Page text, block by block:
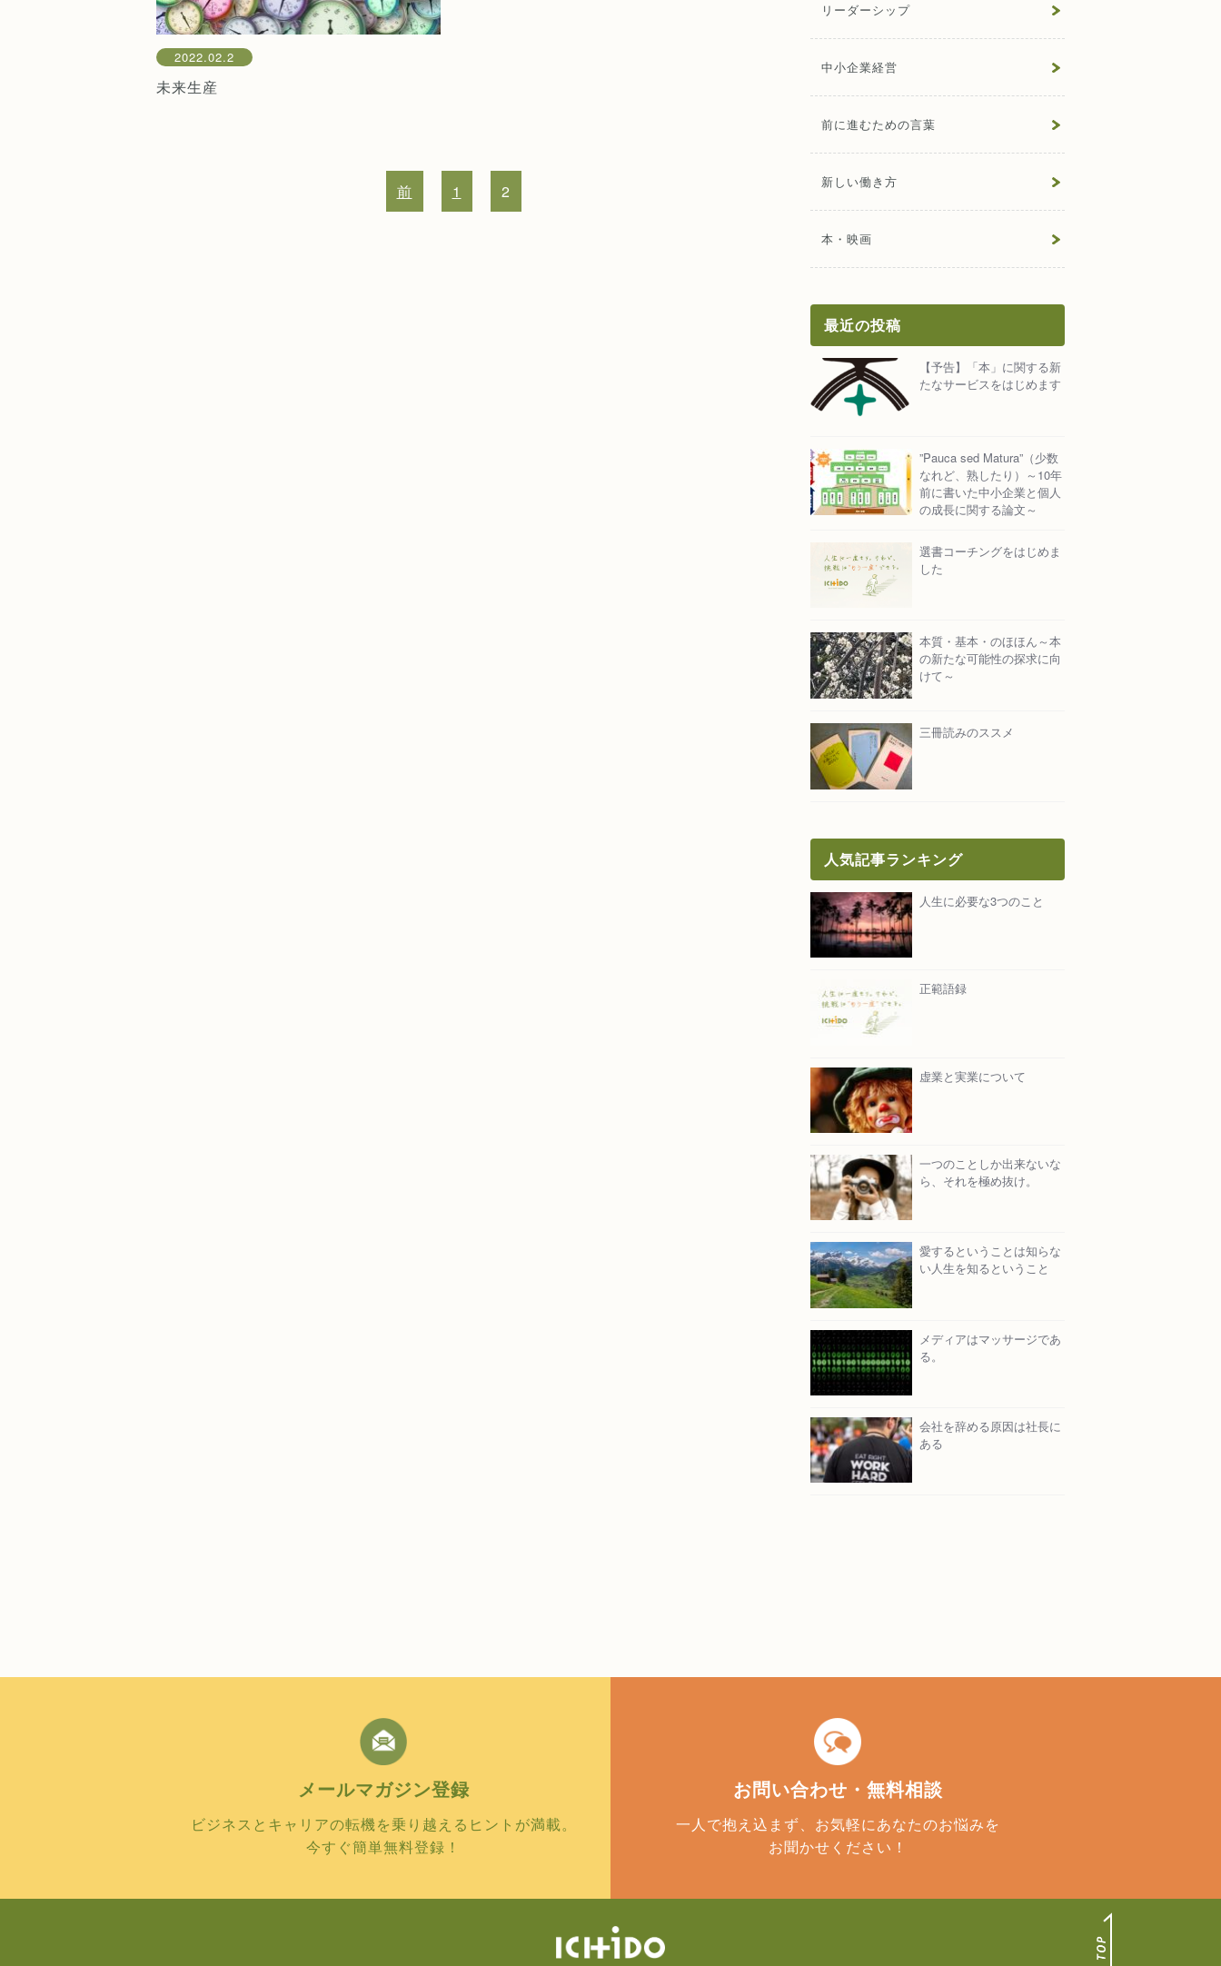
2022.02.2
未来生産
前 1 2
リーダーシップ
中小企業経営
前に進むための言葉
新しい働き方
本・映画
最近の投稿
【予告】「本」に関する新
たなサービスをはじめます
”Pauca sed Matura”（少数
なれど、熟したり）～10年
前に書いた中小企業と個人
の成長に関する論文～
選書コーチングをはじめま
した
本質・基本・のほほん～本
の新たな可能性の探求に向
けて～
三冊読みのススメ
人気記事ランキング
人生に必要な3つのこと
正範語録
虚業と実業について
一つのことしか出来ないな
ら、それを極め抜け。
愛するということは知らな
い人生を知るということ
メディアはマッサージであ
る。
会社を辞める原因は社長に
ある
メールマガジン登録
ビジネスとキャリアの転機を乗り越えるヒントが満載。
今すぐ簡単無料登録！
お問い合わせ・ 無料相談
一人で抱え込まず、お気軽にあなたのお悩みを
お聞かせください！